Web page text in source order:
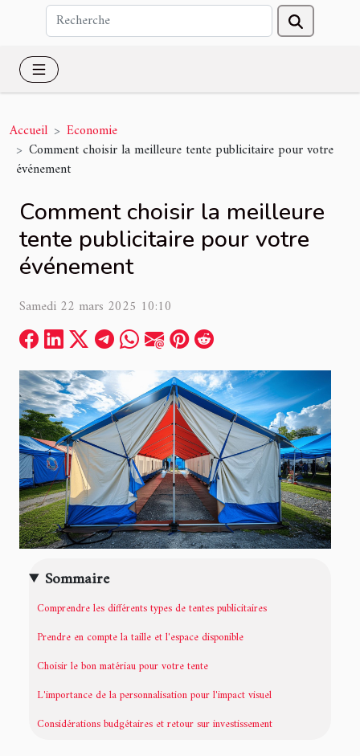
Accueil
Economie
Comment choisir la meilleure tente publicitaire pour votre
événement
Comment choisir la meilleure
tente publicitaire pour votre
événement
Samedi 22 mars 2025 10:10
Sommaire
Comprendre les différents types de tentes publicitaires
Prendre en compte la taille et l'espace disponible
Choisir le bon matériau pour votre tente
L'importance de la personnalisation pour l'impact visuel
Considérations budgétaires et retour sur investissement